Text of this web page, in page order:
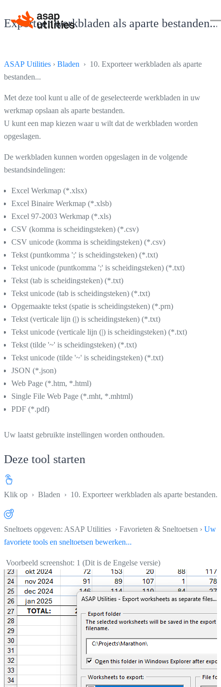
Exporteer werkbladen als aparte bestanden...
ASAP Utilities › Bladen › 10. Exporteer werkbladen als aparte
bestanden...
Met deze tool kunt u alle of de geselecteerde werkbladen in uw
werkmap opslaan als aparte bestanden.
U kunt een map kiezen waar u wilt dat de werkbladen worden
opgeslagen.
De werkbladen kunnen worden opgeslagen in de volgende
bestandsindelingen:
Excel Werkmap (*.xlsx)
Excel Binaire Werkmap (*.xlsb)
Excel 97-2003 Werkmap (*.xls)
CSV (komma is scheidingsteken) (*.csv)
CSV unicode (komma is scheidingsteken) (*.csv)
Tekst (puntkomma ';' is scheidingsteken) (*.txt)
Tekst unicode (puntkomma ';' is scheidingsteken) (*.txt)
Tekst (tab is scheidingsteken) (*.txt)
Tekst unicode (tab is scheidingsteken) (*.txt)
Opgemaakte tekst (spatie is scheidingsteken) (*.prn)
Tekst (verticale lijn (|) is scheidingsteken) (*.txt)
Tekst unicode (verticale lijn (|) is scheidingsteken) (*.txt)
Tekst (tilde '~' is scheidingsteken) (*.txt)
Tekst unicode (tilde '~' is scheidingsteken) (*.txt)
JSON (*.json)
Web Page (*.htm, *.html)
Single File Web Page (*.mht, *.mhtml)
PDF (*.pdf)
Uw laatst gebruikte instellingen worden onthouden.
Deze tool starten
Klik op › Bladen › 10. Exporteer werkbladen als aparte bestanden...
Sneltoets opgeven: ASAP Utilities › Favorieten & Sneltoetsen › Uw
favoriete tools en sneltoetsen bewerken...
Voorbeeld screenshot: 1 (Dit is de Engelse versie)